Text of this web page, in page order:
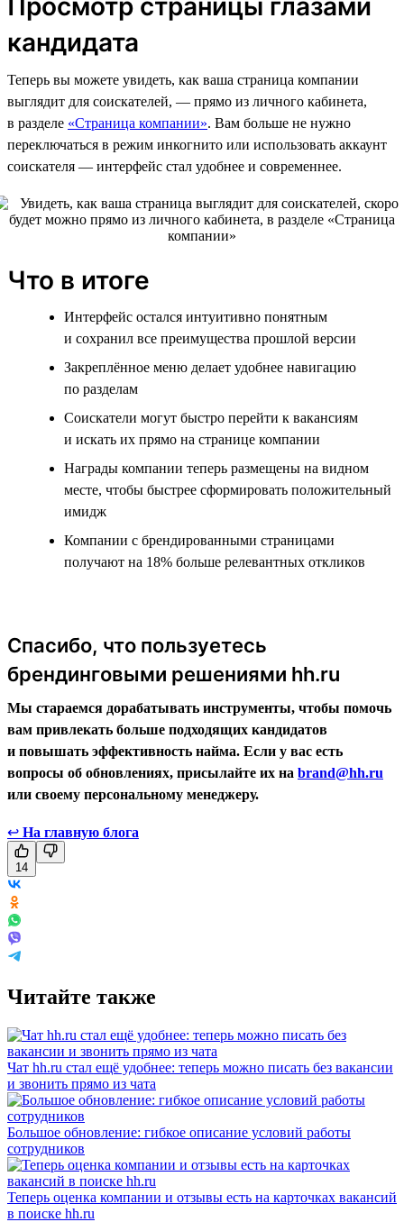
Просмотр страницы глазами
кандидата
Теперь вы можете увидеть, как ваша страница компании
выглядит для соискателей, — прямо из личного кабинета,
в разделе «Страница компании». Вам больше не нужно
переключаться в режим инкогнито или использовать аккаунт
соискателя — интерфейс стал удобнее и современнее.
Что в итоге
Интерфейс остался интуитивно понятным
и сохранил все преимущества прошлой версии
Закреплённое меню делает удобнее навигацию
по разделам
Соискатели могут быстро перейти к вакансиям
и искать их прямо на странице компании
Награды компании теперь размещены на видном
месте, чтобы быстрее сформировать положительный
имидж
Компании с брендированными страницами
получают на 18% больше релевантных откликов
Спасибо, что пользуетесь
брендинговыми решениями hh.ru
Мы стараемся дорабатывать инструменты, чтобы помочь
вам привлекать больше подходящих кандидатов
и повышать эффективность найма. Если у вас есть
вопросы об обновлениях, присылайте их на brand@hh.ru
или своему персональному менеджеру.
↩ На главную блога
14
Читайте также
Чат hh.ru стал ещё удобнее: теперь можно писать без вакансии
и звонить прямо из чата
Большое обновление: гибкое описание условий работы
сотрудников
Теперь оценка компании и отзывы есть на карточках вакансий
в поиске hh.ru